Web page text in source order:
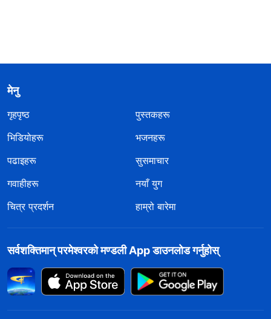
मेनु
गृहपृष्ठ
पुस्तकहरू
भिडियोहरू
भजनहरू
पढाइहरू
सुसमाचार
गवाहीहरू
नयाँ युग
चित्र प्रदर्शन
हाम्रो बारेमा
सर्वशक्तिमान्‌ परमेश्‍वरको मण्डली App डाउनलोड गर्नुहोस्